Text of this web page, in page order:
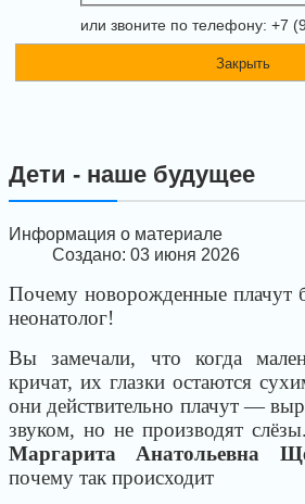
или звоните по телефону: +7
Закрыть
Дети - наше будущее
Информация о материале
Создано: 03 июня 2026
Почему новорожденные плачут
неонатолог!
Вы замечали, что когда
кричат, их глазки остаются
они действительно плачут —
звуком, но не производят слёзы.
Маргарита Анатольевна
почему так происходит